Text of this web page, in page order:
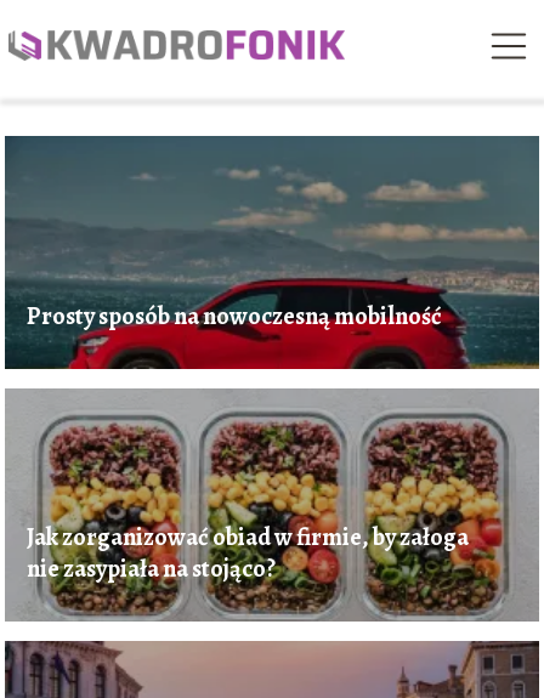
Prosty sposób na nowoczesną mobilność
Jak zorganizować obiad w firmie, by załoga
nie zasypiała na stojąco?